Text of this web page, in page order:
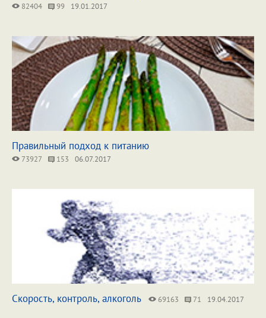
82404 99 19.01.2017
Правильный подход к питанию
73927 153 06.07.2017
Скорость, контроль, алкоголь 69163 71 19.04.2017